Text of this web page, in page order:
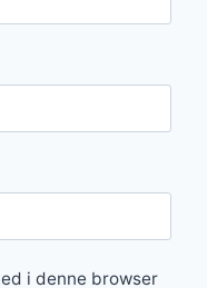
i denne browser